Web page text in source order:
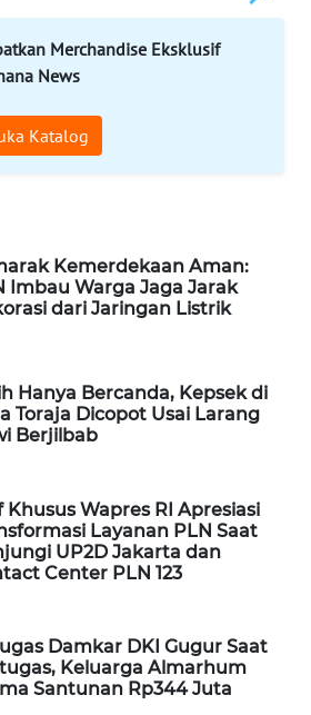
Merchandise Eksklusif
News
Katalog
Kemerdekaan Aman:
Imbau Warga Jaga Jarak
dari Jaringan Listrik
Hanya Bercanda, Kepsek di
Toraja Dicopot Usai Larang
Berjilbab
Khusus Wapres RI Apresiasi
Layanan PLN Saat
UP2D Jakarta dan
Center PLN 123
Damkar DKI Gugur Saat
Keluarga Almarhum
Santunan Rp344 Juta